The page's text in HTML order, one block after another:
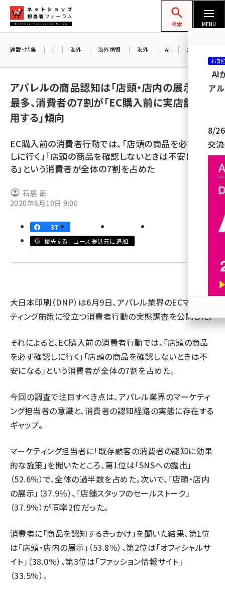
ン
ネットショップ担当者フォーラム
検索 MENU
amazon (2259)
楽天 (1877)
ecbeing (1211)
アスクル (1122)
base (1084)
ビィ・フォアード (782)
revico (745)
連載・特集 | 海外 海外情報 海外 AI メタバース
アパレルの商品認知は「店頭・店内の展示」が
最多、消費者の7割が「EC購入前に実店舗を利
用する」傾向
EC購入前の消費者行動では、「店頭の商品を必ず確認
しに行く」「店頭の商品を確認しないときは不安にな
る」という消費者が全体の7割を占めた
石居 岳
2020年6月10日 9:00
37
優先するニュース提供元に追加
大日本印刷（DNP）は6月9日、アパレル業界のECマーケ
ティング施策に役立つ消費者行動の実態調査を公開した。
それによると、EC購入前の消費者行動では、「店頭の商品
を必ず確認しに行く」「店頭の商品を確認しないときは不
安になる」という消費者が全体の7割を占めた。
今回の調査で注目すべき点は、アパレル業界のマーケティ
ング担当者の意識と、消費者の認知経路の実態に存在する
ギャップ。
マーケティング担当者に「既存顧客の消費者の認知に効果
的な施策」を聞いたところ、第1位は「SNSへの露出」
（52.6％）で、全体の過半数を占めた。次いで、「店頭・店内
の展示」（37.9％）、「店舗スタッフのセールストーク」
（37.9％）が同率2位だった。
消費者に「商品を認知するきっかけ」を聞いた結果、第1位
は「店頭・店内の展示」（53.8％）、第2位は「オフィシャルサ
イト」（38.0％）、第3位は「ファッション情報サイト」
（33.5％）。
お知
AI
ア
8/26
交
参